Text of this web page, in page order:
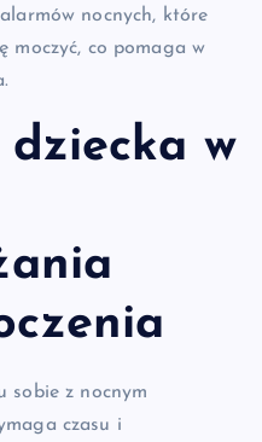
nocnych, które
moczyć, co pomaga w
w
sobie z nocnym
czasu i